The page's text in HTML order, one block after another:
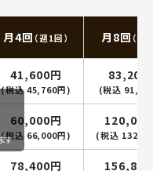
月4回 （週1回） 月8回 （週
41,600円
(税込 45,760円)
83,200
(税込
60,000円
(税込 66,000円) (税込
78,400円
す